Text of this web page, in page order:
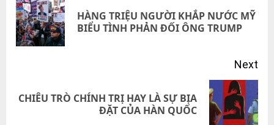
HÀNG TRIỆU NGƯỜI KHẮP NƯỚC MỸ
BIỂU TÌNH PHẢN ĐỐI ÔNG TRUMP
Next
Next
CHIÊU TRÒ CHÍNH TRỊ HAY LÀ SỰ BỊA
ĐẶT CỦA HÀN QUỐC